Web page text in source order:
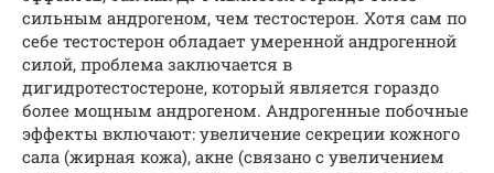
сильным андрогеном, чем тестостерон. Хотя сам по
себе тестостерон обладает умеренной андрогенной
силой, проблема заключается в
дигидротестостероне, который является гораздо
более мощным андрогеном. Андрогенные побочные
эффекты включают: увеличение секреции кожного
сала (жирная кожа), акне (связано с увеличением